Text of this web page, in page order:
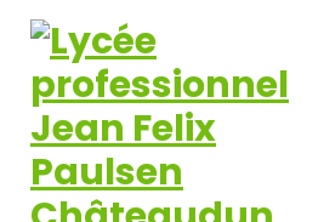
Aller
contenu